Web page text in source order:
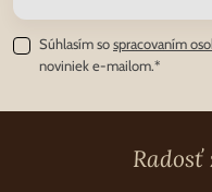
Súhlasím sospracovaním
noviniek e-mailom.*